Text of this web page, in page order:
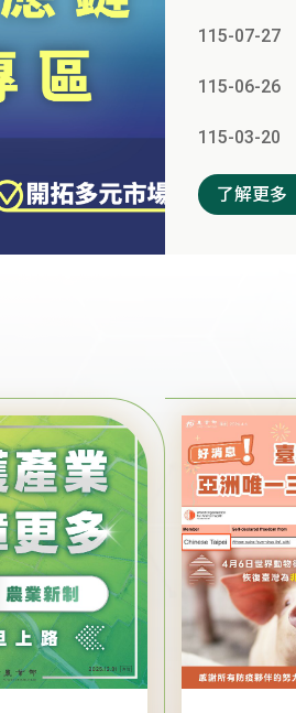
115-07-27
115-06-26
115-03-20
了解更多